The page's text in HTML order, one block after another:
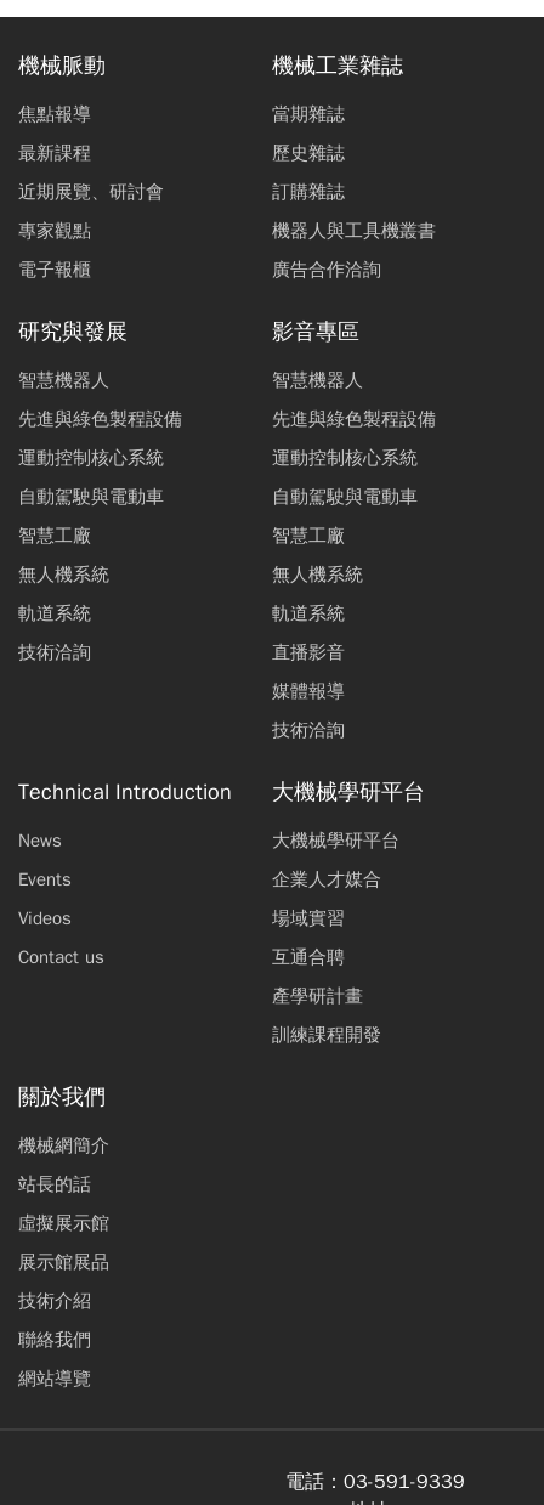
機械脈動
焦點報導
最新課程
近期展覽、研討會
專家觀點
電子報櫃
機械工業雜誌
當期雜誌
歷史雜誌
訂購雜誌
機器人與工具機叢書
廣告合作洽詢
研究與發展
智慧機器人
先進與綠色製程設備
運動控制核心系統
自動駕駛與電動車
智慧工廠
無人機系統
軌道系統
技術洽詢
影音專區
智慧機器人
先進與綠色製程設備
運動控制核心系統
自動駕駛與電動車
智慧工廠
無人機系統
軌道系統
直播影音
媒體報導
技術洽詢
Technical Introduction
News
Events
Videos
Contact us
大機械學研平台
大機械學研平台
企業人才媒合
場域實習
互通合聘
產學研計畫
訓練課程開發
關於我們
機械網簡介
站長的話
虛擬展示館
展示館展品
技術介紹
聯絡我們
網站導覽
電話： 03-591-9339